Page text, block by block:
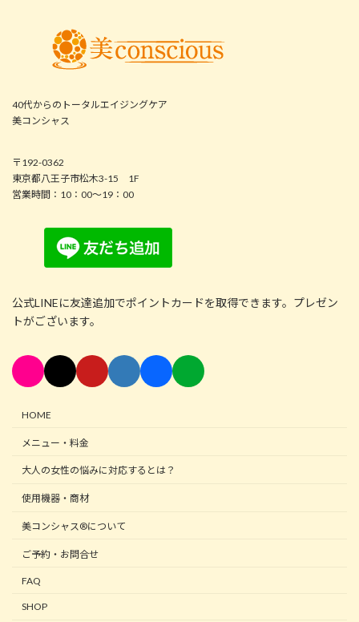
40代からのトータルエイジングケア
美コンシャス
〒192-0362
東京都八王子市松木3-15 1F
営業時間：10：00～19：00
公式LINEに友達追加でポイントカードを取得できます。プレゼン
トがございます。
HOME
メニュー・料金
大人の女性の悩みに対応するとは？
使用機器・商材
美コンシャス®について
ご予約・お問合せ
FAQ
SHOP